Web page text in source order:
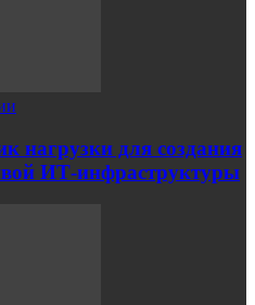
нагрузки для создания
ИТ-инфраструктуры